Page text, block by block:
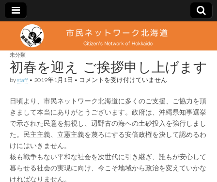
市
民
ネ
ッ
ト
ワ
Citizen's
Network
of
Hokkaido
未分類
初春を迎え ご挨拶申し上げます
bystaff • 2019年1月1日 • 初
迎
え
ご
挨
拶
上
げ
ま
コメントを受け付けていません
日頃より、市民ネットワーク北海道に多くのご支援、ご協力を頂
きまして本当にありがとうございます。政府は、沖縄県知事選挙
で示された民意を無視し、辺野古の海への土砂投入を強行しまし
た。民主主義、立憲主義を蔑ろにする安倍政権を決して認めるわ
けにはいきません。
核も戦争もない平和な社会を次世代に引き継ぎ、誰もが安心して
暮らせる社会の実現に向け、今こそ地域から政治を変えていかな
ければなりません。